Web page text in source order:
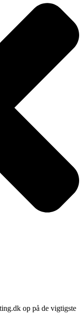
op på de vigtigste